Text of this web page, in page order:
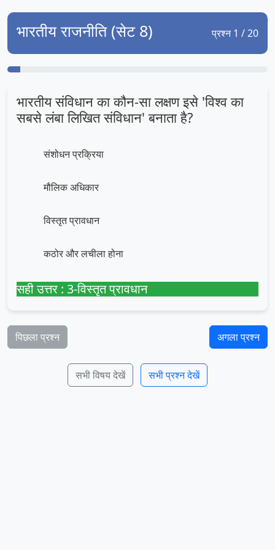
भारतीय राजनीति (सेट 8) प्रश्न 1 / 20
भारतीय संविधान का कौन-सा लक्षण इसे 'विश्व का
सबसे लंबा लिखित संविधान' बनाता है?
संशोधन प्रक्रिया
मौलिक अधिकार
विस्तृत प्रावधान
कठोर और लचीला होना
सही उत्तर : 3-विस्तृत प्रावधान
पिछला प्रश्न अगला प्रश्न
सभी विषय देखें सभी प्रश्न देखें